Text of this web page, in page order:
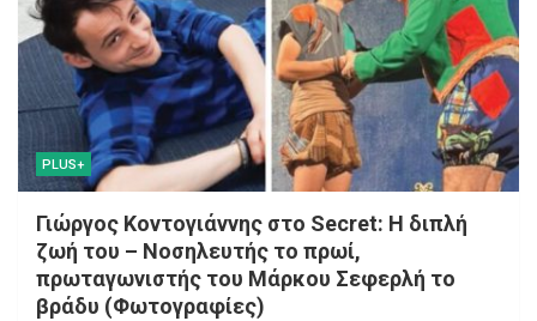
PLUS+
Γιώργος Κοντογιάννης στο Secret: Η διπλή
ζωή του – Νοσηλευτής το πρωί,
πρωταγωνιστής του Μάρκου Σεφερλή το
βράδυ (Φωτογραφίες)